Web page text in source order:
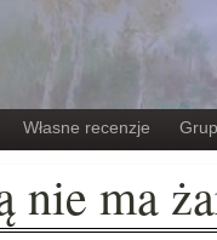
Własne recenzje
nie ma